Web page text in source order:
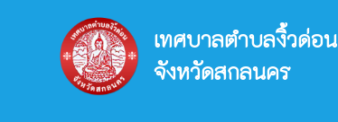
เทศบาลตำบลงิ้วด่อน
จังหวัดสกลนคร